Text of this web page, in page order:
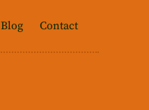
Blog Contact